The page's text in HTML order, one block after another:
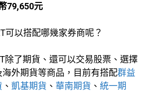
79,650元
可以搭配哪幾家券商呢？
除了期貨、還可以交易股票、選擇
外期貨等商品，目前有搭配群益
、 凱基期貨 、 華南期貨 、 統一期